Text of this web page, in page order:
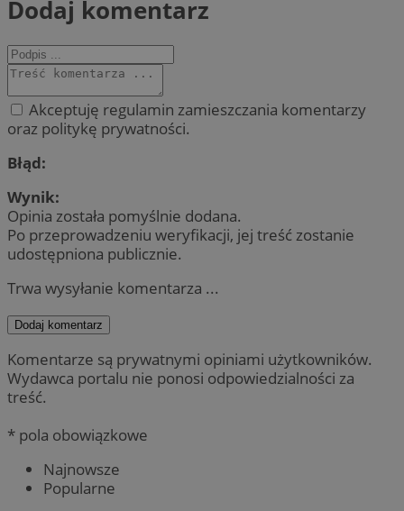
Dodaj komentarz
Akceptuję regulamin zamieszczania komentarzy
oraz politykę prywatności.
Błąd:
Wynik:
Opinia została pomyślnie dodana.
Po przeprowadzeniu weryfikacji, jej treść zostanie
udostępniona publicznie.
Trwa wysyłanie komentarza ...
Dodaj komentarz
Komentarze są prywatnymi opiniami użytkowników.
Wydawca portalu nie ponosi odpowiedzialności za
treść.
* pola obowiązkowe
Najnowsze
Popularne